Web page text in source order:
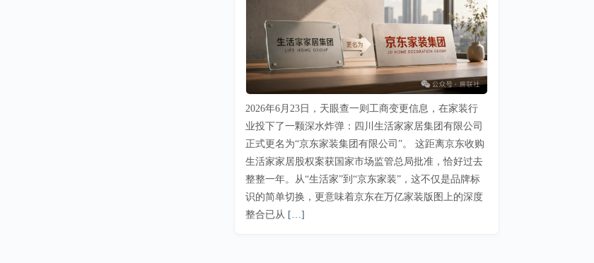
2026年6月23日，天眼查一则工商变更信息，在家装行
业投下了一颗深水炸弹：四川生活家家居集团有限公司
正式更名为“京东家装集团有限公司”。 这距离京东收购
生活家家居股权案获国家市场监管总局批准，恰好过去
整整一年。从“生活家”到“京东家装”，这不仅是品牌标
识的简单切换，更意味着京东在万亿家装版图上的深度
整合已从 […]